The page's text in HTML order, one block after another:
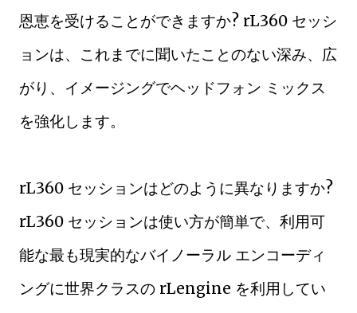
恩恵を受けることができますか? rL360 セッシ
ョンは、これまでに聞いたことのない深み、広
がり、イメージングでヘッドフォン ミックス
を強化します。
rL360 セッションはどのように異なりますか?
rL360 セッションは使い方が簡単で、利用可
能な最も現実的なバイノーラル エンコーディ
ングに世界クラスの rLengine を利用してい